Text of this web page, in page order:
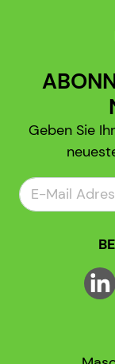
Geben Sie